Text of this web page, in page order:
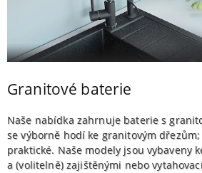
Granitové baterie
Naše nabídka zahrnuje baterie s
se výborně hodí ke granitovým
praktické. Naše modely jsou vybaveny
a (volitelně) zajištěnými nebo